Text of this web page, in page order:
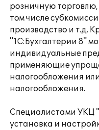
розничную
том числе
производство и т.д.
"1С:Бухгалтерии 8"
индивидуальные
применяющие
налогообложения
налогообложения.
Специалистами УКЦ
установка и